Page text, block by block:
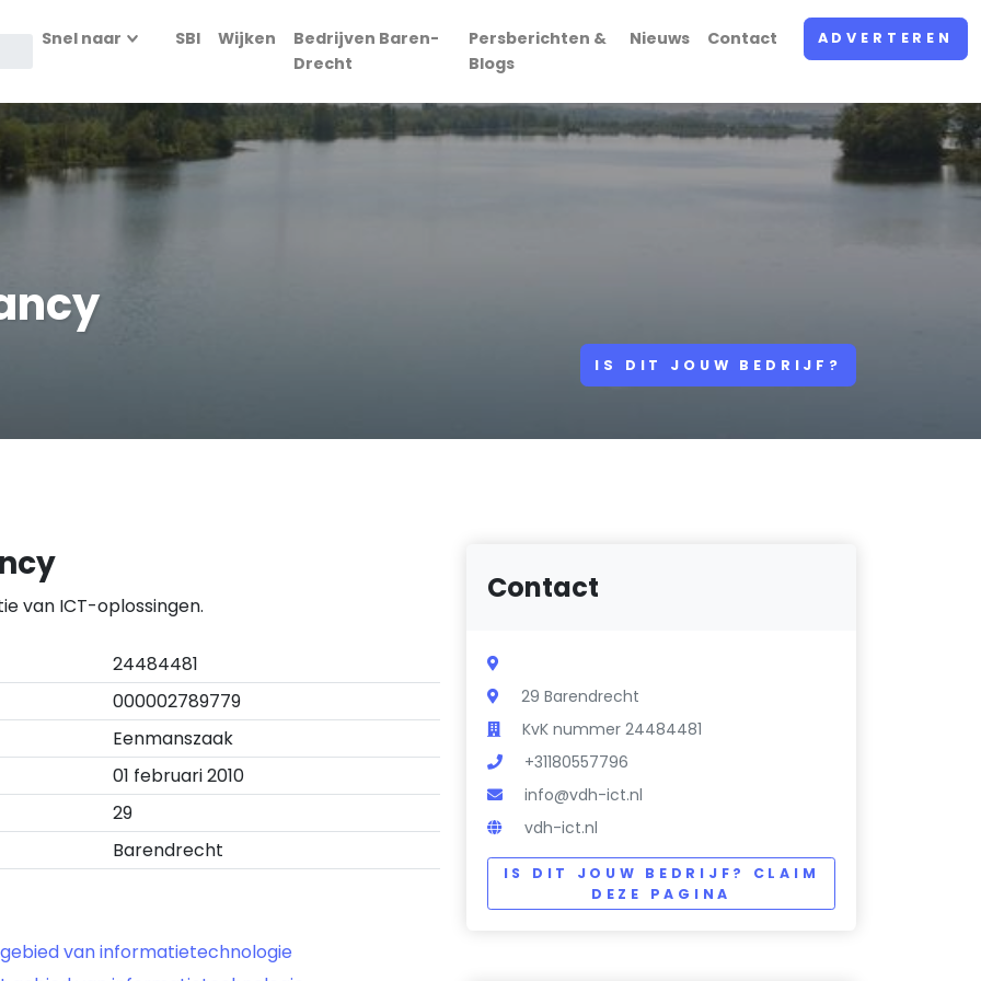
Snel naar SBI Wijken
Bedrijven Baren-
Drecht
Persberichten &
Blogs
Nieuws Contact ADVERTEREN
IS DIT JOUW BEDRIJF?
van ICT-oplossingen.
24484481
000002789779
Eenmanszaak
01 februari 2010
29
Barendrecht
van informatietechnologie
Contact
29 Barendrecht
KvK nummer 24484481
+31180557796
info@vdh-ict.nl
vdh-ict.nl
IS DIT JOUW BEDRIJF? CLAIM
DEZE PAGINA